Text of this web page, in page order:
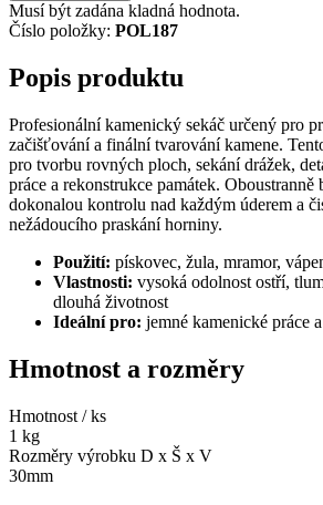
Musí být zadána kladná hodnota.
Číslo položky: POL187
Popis produktu
Profesionální kamenický sekáč určený pro
začišťování a finální tvarování kamene.
pro tvorbu rovných ploch, sekání drážek,
práce a rekonstrukce památek. Oboustranně
dokonalou kontrolu nad každým úderem a
nežádoucího praskání horniny.
Použití: pískovec, žula, mramor,
Vlastnosti: vysoká odolnost ostří,
dlouhá životnost
Ideální pro: jemné kamenické práce
Hmotnost a rozměry
Hmotnost / ks
1 kg
Rozměry výrobku D x Š x V
30mm